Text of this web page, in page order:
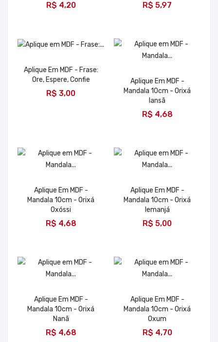
R$ 4,20 R$ 5,97
Aplique Em MDF - Frase:
Ore, Espere, Confie
R$ 3,00
Aplique Em MDF -
Mandala 10cm - Orixá
Iansã
R$ 4,68
Aplique Em MDF -
Mandala 10cm - Orixá
Oxóssi
R$ 4,68
Aplique Em MDF -
Mandala 10cm - Orixá
Iemanjá
R$ 5,00
Aplique Em MDF -
Mandala 10cm - Orixá
Nanã
R$ 4,68
Aplique Em MDF -
Mandala 10cm - Orixá
Oxum
R$ 4,70